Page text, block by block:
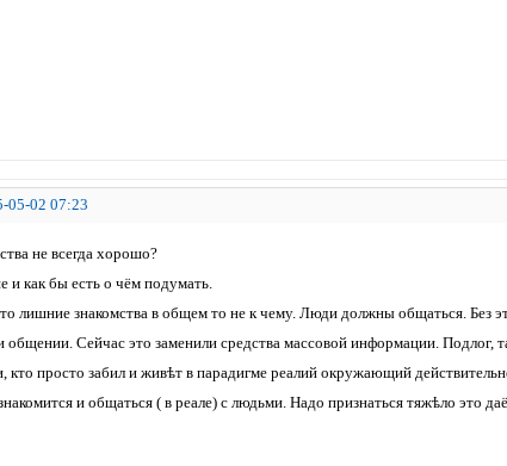
05-02 07:23
не всегда хорошо?
и как бы есть о чём подумать.
лишние знакомства в общем то не к чему. Люди должны общаться. Без
Сейчас это заменили средства массовой информации. Подлог,
кто просто забил и живѣт в парадигме реалий окружающий
и общаться ( в реале) с людьми. Надо признаться тяжѣло это